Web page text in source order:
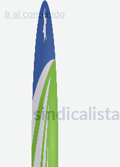
Ir al contenido